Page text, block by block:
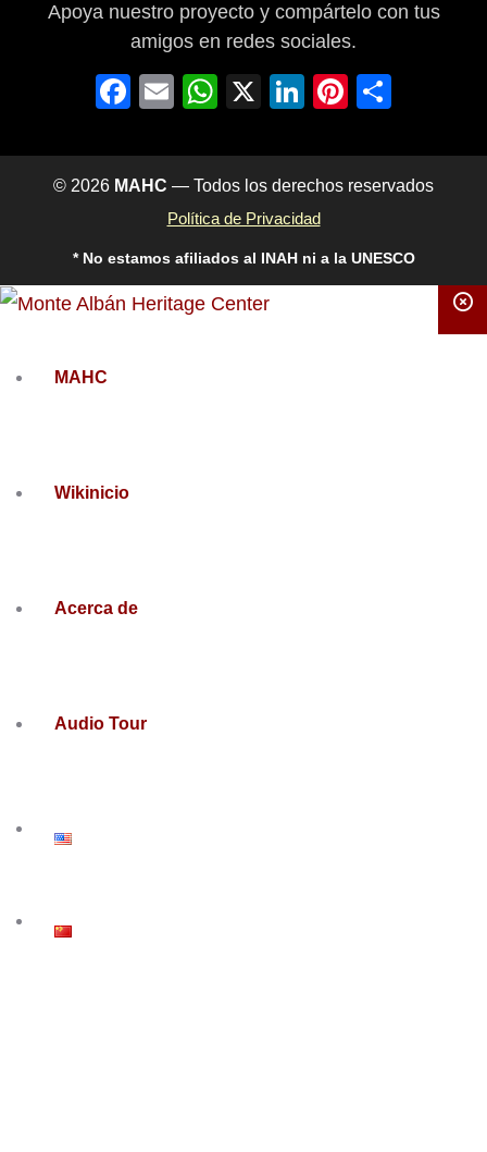
Apoya nuestro proyecto y compártelo con tus
amigos en redes sociales.
Facebook
EmailWhatsApp
X LinkedIn
Pinterest
© 2026 MAHC — Todos los derechos reservados
Política de Privacidad
* No estamos afiliados al INAH ni a la UNESCO
MAHC
Wikinicio
Acerca de
Audio Tour